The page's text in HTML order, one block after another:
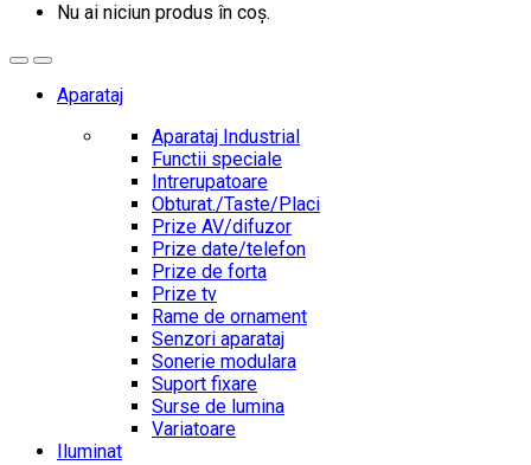
Nu ai niciun produs în coș.
Aparataj
Aparataj Industrial
Functii speciale
Intrerupatoare
Obturat./Taste/Placi
Prize AV/difuzor
Prize date/telefon
Prize de forta
Prize tv
Rame de ornament
Senzori aparataj
Sonerie modulara
Suport fixare
Surse de lumina
Variatoare
Iluminat